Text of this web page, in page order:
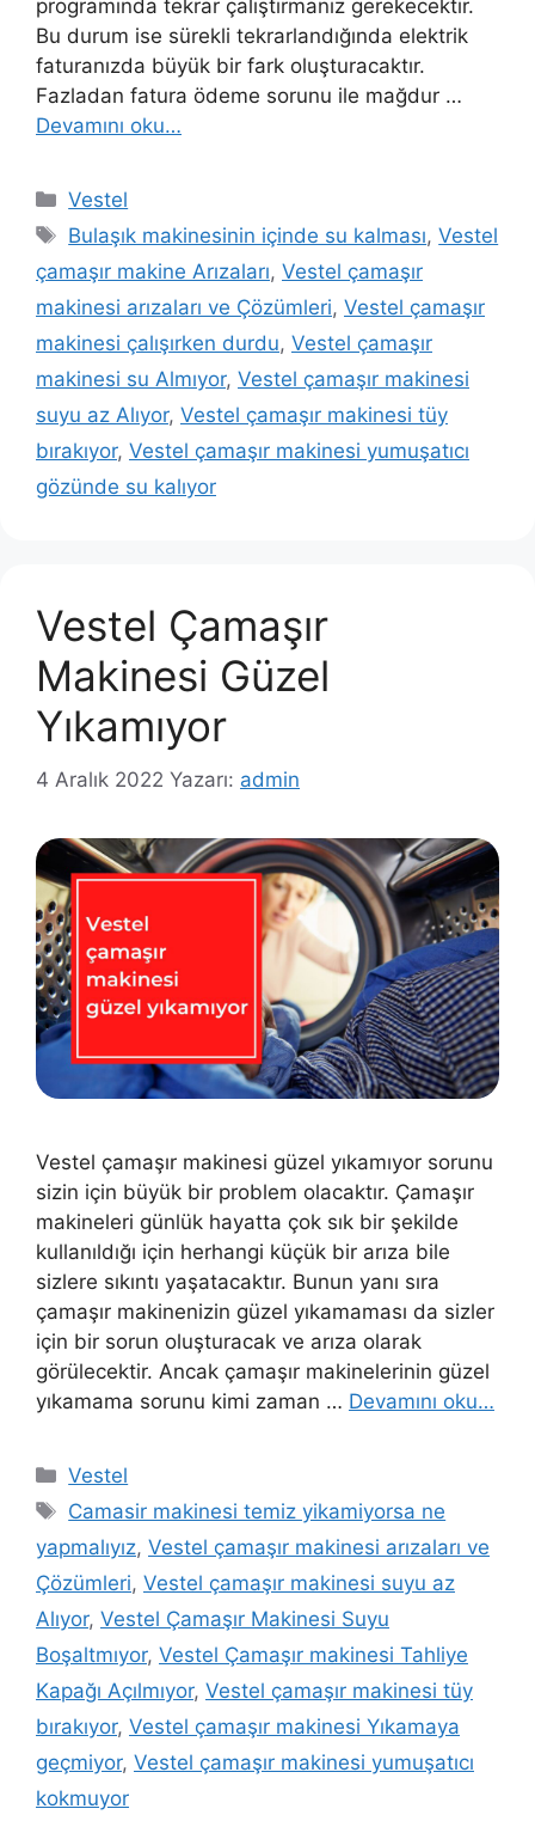
programında tekrar çalıştırmanız gerekecektir.
Bu durum ise sürekli tekrarlandığında elektrik
faturanızda büyük bir fark oluşturacaktır.
Fazladan fatura ödeme sorunu ile mağdur …
Devamını oku…
Kategoriler
Vestel
Etiketler
Bulaşık makinesinin içinde su kalması,Vestel
çamaşır makine Arızaları, Vestel çamaşır
makinesi arızaları ve Çözümleri, Vestel çamaşır
makinesi çalışırken durdu, Vestel çamaşır
makinesi su Almıyor, Vestel çamaşır makinesi
suyu az Alıyor, Vestel çamaşır makinesi tüy
bırakıyor, Vestel çamaşır makinesi yumuşatıcı
gözünde su kalıyor
Vestel Çamaşır
Makinesi Güzel
Yıkamıyor
4 Aralık 2022 Yazarı: admin
Vestel çamaşır makinesi güzel yıkamıyor sorunu
sizin için büyük bir problem olacaktır. Çamaşır
makineleri günlük hayatta çok sık bir şekilde
kullanıldığı için herhangi küçük bir arıza bile
sizlere sıkıntı yaşatacaktır. Bunun yanı sıra
çamaşır makinenizin güzel yıkamaması da sizler
için bir sorun oluşturacak ve arıza olarak
görülecektir. Ancak çamaşır makinelerinin güzel
yıkamama sorunu kimi zaman … Devamını oku…
Kategoriler
Vestel
Etiketler
Camasir makinesi temiz yikamiyorsa ne
yapmalıyız, Vestel çamaşır makinesi arızaları ve
Çözümleri, Vestel çamaşır makinesi suyu az
Alıyor, Vestel Çamaşır Makinesi Suyu
Boşaltmıyor, Vestel Çamaşır makinesi Tahliye
Kapağı Açılmıyor, Vestel çamaşır makinesi tüy
bırakıyor, Vestel çamaşır makinesi Yıkamaya
geçmiyor, Vestel çamaşır makinesi yumuşatıcı
kokmuyor